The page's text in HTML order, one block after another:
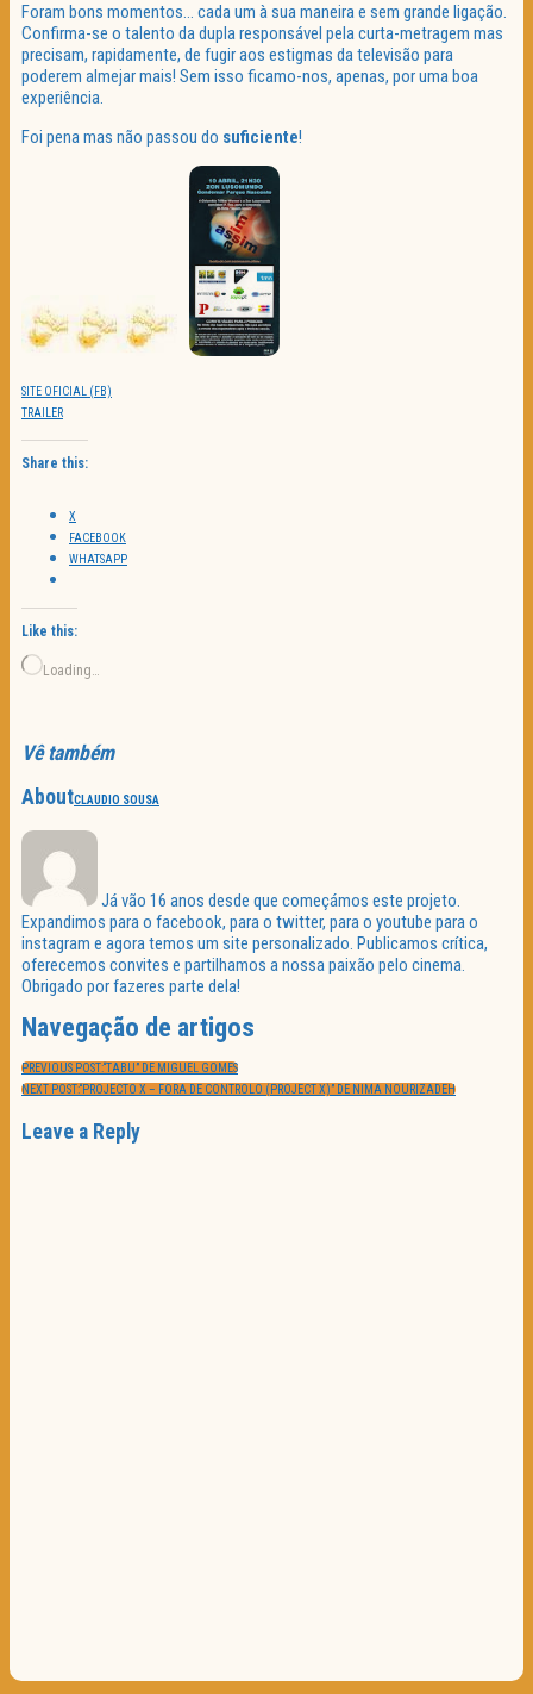
Foram bons momentos… cada um à sua maneira e sem grande ligação.
Confirma-se o talento da dupla responsável pela curta-metragem mas
precisam, rapidamente, de fugir aos estigmas da televisão para
poderem almejar mais! Sem isso ficamo-nos, apenas, por uma boa
experiência.
Foi pena mas não passou do suficiente!
SITE OFICIAL (FB)
TRAILER
Share this:
X
FACEBOOK
WHATSAPP
Like this:
Loading…
Vê também
AboutCLAUDIO SOUSA
Já vão 16 anos desde que começámos este projeto.
Expandimos para o facebook, para o twitter, para o youtube para o
instagram e agora temos um site personalizado. Publicamos crítica,
oferecemos convites e partilhamos a nossa paixão pelo cinema.
Obrigado por fazeres parte dela!
Navegação de artigos
PREVIOUS POST:“TABU” DE MIGUEL GOMES
NEXT POST:“PROJECTO X – FORA DE CONTROLO (PROJECT X)” DE NIMA NOURIZADEH
Leave a Reply